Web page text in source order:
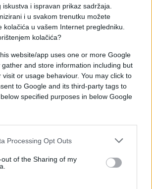
i ispravan prikaz sadržaja.
i u svakom trenutku možete
kolačića u vašem Internet pregledniku.
kolačića?
website/app uses one or more Google
and store information including but
visit or usage behaviour. You may click to
to Google and its third-party tags to
specified purposes in below Google
Processing Opt Outs
of the Sharing of my
odgovorio je da neće dozvoliti
nećete tako ponašati, tako se
kazao je.